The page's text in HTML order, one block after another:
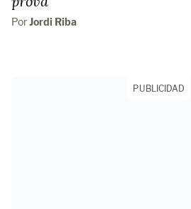
PorJordi Riba
PUBLICIDAD